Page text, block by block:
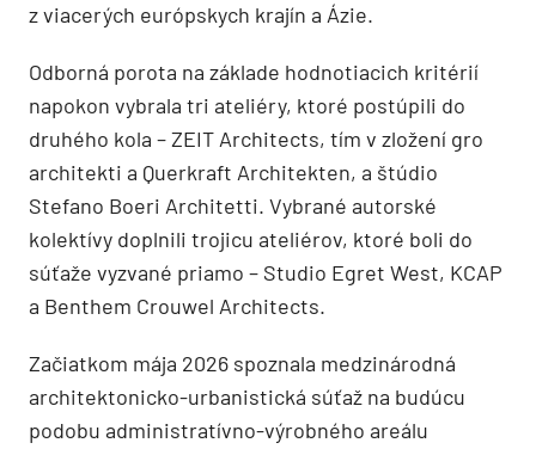
z viacerých európskych krajín a Ázie.
Odborná porota na základe hodnotiacich kritérií
napokon vybrala tri ateliéry, ktoré postúpili do
druhého kola – ZEIT Architects, tím v zložení gro
architekti a Querkraft Architekten, a štúdio
Stefano Boeri Architetti. Vybrané autorské
kolektívy doplnili trojicu ateliérov, ktoré boli do
súťaže vyzvané priamo – Studio Egret West, KCAP
a Benthem Crouwel Architects.
Začiatkom mája 2026 spoznala medzinárodná
architektonicko-urbanistická súťaž na budúcu
podobu administratívno-výrobného areálu